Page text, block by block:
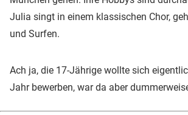
Julia singt in einem klassischen Chor,
und Surfen.
Ach ja, die 17-Jährige wollte sich
Jahr bewerben, war da aber